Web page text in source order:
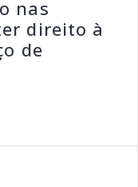
nas
direito à
de